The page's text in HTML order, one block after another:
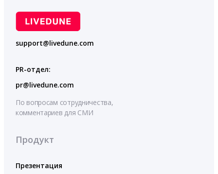
support@livedune.com
PR-отдел:
pr@livedune.com
По вопросам сотрудничества,
комментариев для СМИ
Продукт
Презентация